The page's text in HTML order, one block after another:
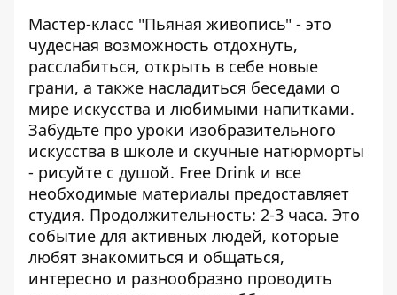
Мастер-класс "Пьяная живопись" - это
чудесная возможность отдохнуть,
расслабиться, открыть в себе новые
грани, а также насладиться беседами о
мире искусства и любимыми напитками.
Забудьте про уроки изобразительного
искусства в школе и скучные натюрморты
- рисуйте с душой. Free Drink и все
необходимые материалы предоставляет
студия. Продолжительность: 2-3 часа. Это
событие для активных людей, которые
любят знакомиться и общаться,
интересно и разнообразно проводить